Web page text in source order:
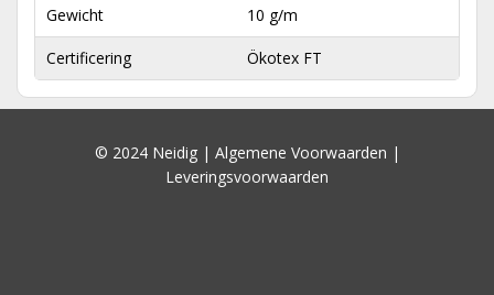
Gewicht 10 g/m
Certificering Ökotex FT
© 2024 Neidig | Algemene Voorwaarden |
Leveringsvoorwaarden